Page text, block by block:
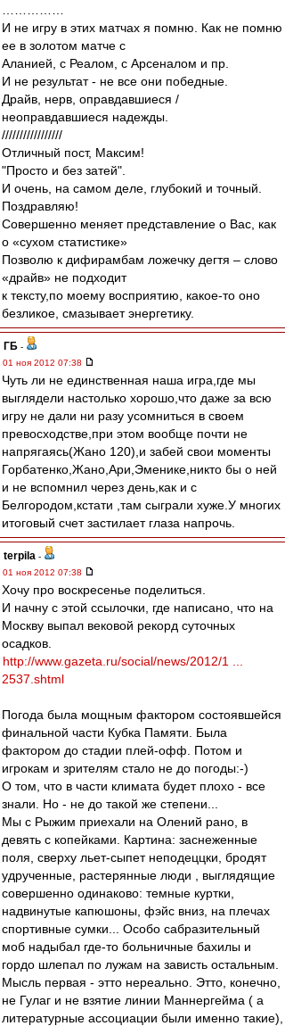
И не игру в этих матчах я помню. Как не помню
ее в золотом матче с
Аланией, с Реалом, с Арсеналом и пр.
И не результат - не все они победные.
Драйв, нерв, оправдавшиеся /
неоправдавшиеся надежды.
/////////////////
Отличный пост, Максим!
"Просто и без затей".
И очень, на самом деле, глубокий и точный.
Поздравляю!
Совершенно меняет представление о Вас, как
о «сухом статистике»
Позволю к дифирамбам ложечку дегтя – слово
«драйв» не подходит
к тексту,по моему восприятию, какое-то оно
безликое, смазывает энергетику.
ГБ -
01 ноя 2012 07:38
Чуть ли не единственная наша игра,где мы
выглядели настолько хорошо,что даже за всю
игру не дали ни разу усомниться в своем
превосходстве,при этом вообще почти не
напрягаясь(Жано 120),и забей свои моменты
Горбатенко,Жано,Ари,Эменике,никто бы о ней
и не вспомнил через день,как и с
Белгородом,кстати ,там сыграли хуже.У многих
итоговый счет застилает глаза напрочь.
terpila -
01 ноя 2012 07:38
Хочу про воскресенье поделиться.
И начну с этой ссылочки, где написано, что на
Москву выпал вековой рекорд суточных
осадков.
http://www.gazeta.ru/social/news/2012/1 ...
2537.shtml
Погода была мощным фактором состоявшейся
финальной части Кубка Памяти. Была
фактором до стадии плей-офф. Потом и
игрокам и зрителям стало не до погоды:-)
О том, что в части климата будет плохо - все
знали. Но - не до такой же степени...
Мы с Рыжим приехали на Олений рано, в
девять с копейками. Картина: заснеженные
поля, сверху льет-сыпет неподеццки, бродят
удрученные, растерянные люди , выглядящие
совершенно одинаково: темные куртки,
надвинутые капюшоны, фэйс вниз, на плечах
спортивные сумки... Особо сабразительный
моб надыбал где-то больничные бахилы и
гордо шлепал по лужам на зависть остальным.
Мысль первая - этто нереально. Этто, конечно,
не Гулаг и не взятие линии Маннергейма ( а
литературные ассоциации были именно такие),